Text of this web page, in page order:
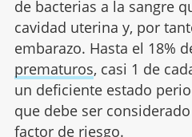
de bacterias a la sangre
cavidad uterina y, por
embarazo. Hasta el 18%
prematuros, casi 1 de
un deficiente estado
que debe ser
factor de riesgo.